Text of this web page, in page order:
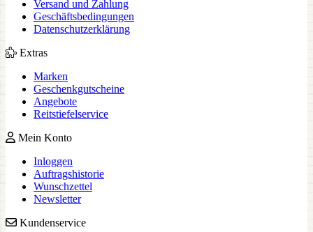
Versand und Zahlung
Geschäftsbedingungen
Datenschutzerklärung
Extras
Marken
Geschenkgutscheine
Angebote
Reitstiefelservice
Mein Konto
Inloggen
Auftragshistorie
Wunschzettel
Newsletter
Kundenservice